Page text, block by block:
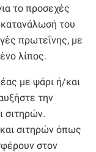
το προσεχές
κατανάλωσή του
πρωτεΐνης, με
λίπος.
με ψάρι ή/και
την
σιτηρών.
σιτηρών όπως
στον